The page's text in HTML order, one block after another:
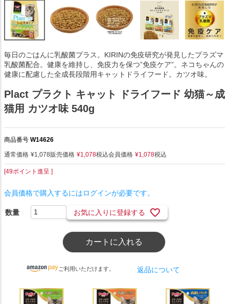
毎日のごはんに乳酸菌プラス。KIRINの免疫研究が発見したプラズマ
乳酸菌配合。健康を維持し、免疫力を保つ”免疫ケア”。ネコちゃんの
健康に配慮した全成長段階用キャットドライフード。カツオ味。
Plact プラクト キャット ドライフード 幼猫～成
猫用 カツオ味 540g
商品番号 W14626
通常価格 ¥1,078販売価格 ¥1,078税込会員価格 ¥1,078税込
[49ポイント進呈 ]
会員価格で購入するにはログインが必要です。
お気に入りに登録する
カートに入れる
ご利用いただけます。 返品について